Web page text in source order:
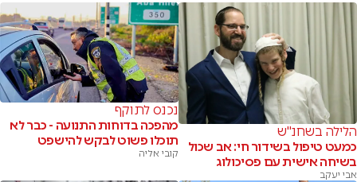
הלילה בשחנ"ש
כמעט טיפול בשידור חי: אב שכול
בשיחה אישית עם פסיכולוג
אבי יעקב
נכנס לתוקף
מהפכה בדוחות התנועה - כבר לא
תוכלו פשוט לבקש להישפט
קובי אליה